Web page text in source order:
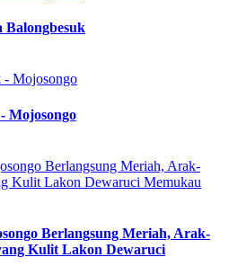
Balongbesuk
Mojosongo
Berlangsung Meriah, Arak-
Kulit Lakon Dewaruci